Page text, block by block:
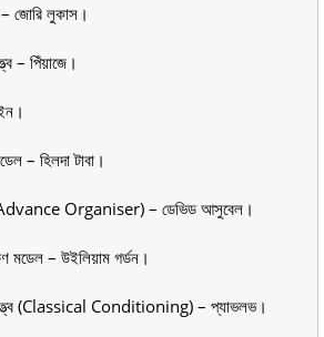
জোরি লুকাস।
– পিঁয়াজে।
– হিলদা টাবা।
Organiser) – ডেভিড আসুবেল।
মডেল – উইলিয়াম গর্ডন।
(Classical Conditioning) – প্যাভলভ।